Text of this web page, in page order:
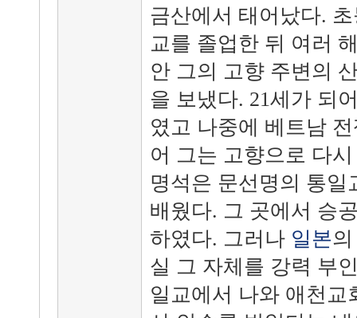
금산에서 태어났다.
교를 졸업한 뒤 여러
안 그의 고향 주변의
을 보냈다. 21세가 되
였고 나중에 베트남
어 그는 고향으로 다
명석은 문선명의 통일
배웠다. 그 곳에서 승
하였다. 그러나 일본
실 그 자체를 강력 부
일교에서 나와 애천교